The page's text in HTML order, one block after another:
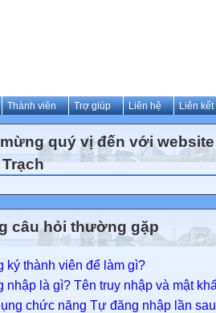
Thành viên Trợ giúp Liên hệ Liên kết
quý vị đến với
câu hỏi thường gặp
ký thành viên để làm gì?
nhập là gì? Tên truy nhập và mật
chức năng Tự đăng nhập lần